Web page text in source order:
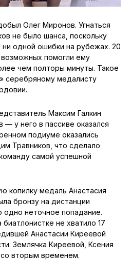
Олег Миронов. Угнаться
не было шанса, поскольку
ни одной ошибки на рубежах. 20
помогли ему
чем полторы минуты. Такое
серебряному медалисту
Максим Галкин
— у него в пассиве оказался
подиуме оказались
Травников, что сделало
самой успешной
копилку медаль Анастасия
бронзу на дистанции
одно неточное попадание.
не хватило 17
Анастасии Киреевой
Землячка Киреевой, Ксения
вторым временем.